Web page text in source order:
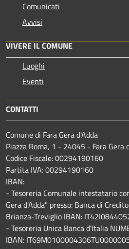
Comunicati
Avvisi
VIVERE IL COMUNE
Luoghi
Eventi
CONTATTI
Comune di Fara Gera d'Adda
Piazza Roma, 1 - 24045 - Fara Gera
Codice Fiscale: 00294190160
Partita IVA: 00294190160
IBAN:
- Tesoreria Comunale intestatario
Gera d'Adda" presso: Banca di
Brianza-Treviglio IBAN:
- Tesoreria Unica Banca d'Italia
IBAN: